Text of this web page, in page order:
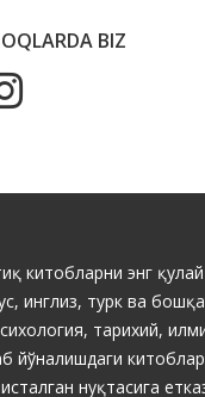
BIZ
китобларни энг
инглиз, турк ва
тарихий,
йўналишдаги
нуқтасига